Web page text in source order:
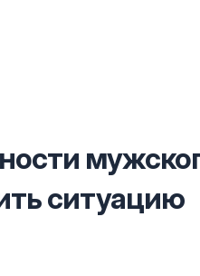
ситуацию